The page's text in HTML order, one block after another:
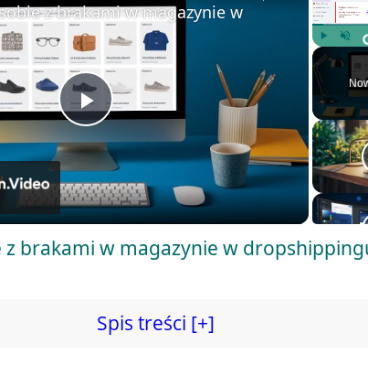
Play
P
l
a
z brakami w magazynie w dropshippingu
z brakami w magazynie w
Spis treści [+]